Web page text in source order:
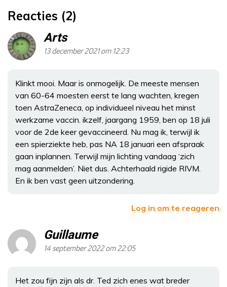
Reacties (2)
Arts
13 december 2021 om 12:23
Klinkt mooi. Maar is onmogelijk. De meeste mensen
van 60-64 moesten eerst te lang wachten, kregen
toen AstraZeneca, op individueel niveau het minst
werkzame vaccin. ikzelf, jaargang 1959, ben op 18 juli
voor de 2de keer gevaccineerd. Nu mag ik, terwijl ik
een spierziekte heb, pas NA 18 januari een afspraak
gaan inplannen. Terwijl mijn lichting vandaag ‘zich
mag aanmelden’. Niet dus. Achterhaald rigide RIVM.
En ik ben vast geen uitzondering.
Log in om te reageren
Guillaume
14 september 2022 om 22:05
Het zou fijn zijn als dr. Ted zich enes wat breder